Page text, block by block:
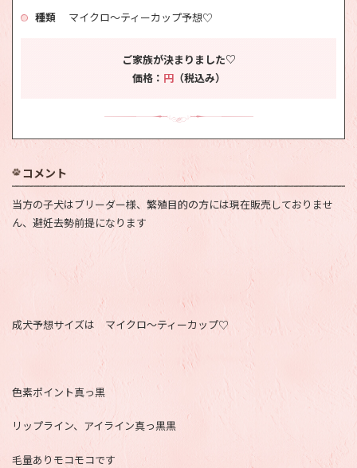
種類
マイクロ～ティーカップ予想♡
ご家族が決まりました♡
価格： 円（税込み）
コメント
当方の子犬はブリーダー様、繁殖目的の方には現在販売しておりませ
ん、避妊去勢前提になります
成犬予想サイズは マイクロ～ティーカップ♡
色素ポイント真っ黒
リップライン、アイライン真っ黒黒
毛量ありモコモコです